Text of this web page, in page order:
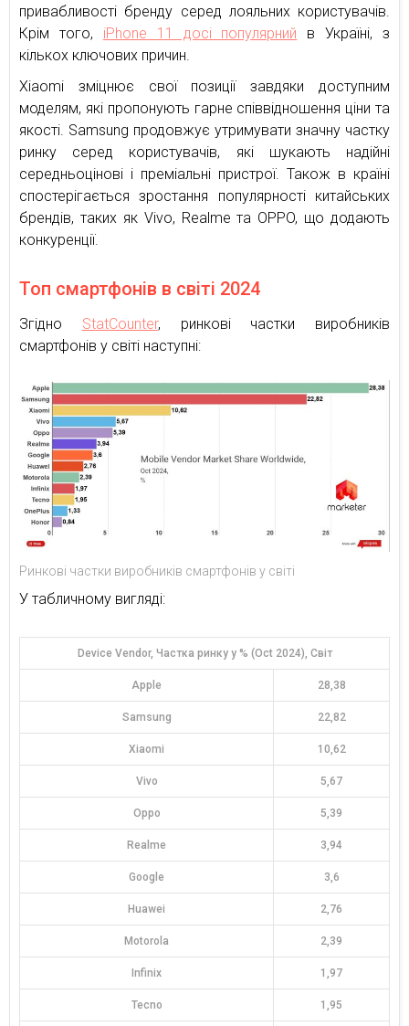
привабливості бренду серед лояльних користувачів.
Крім того, iPhone 11 досі популярний в Україні, з
кількох ключових причин.
Xiaomi зміцнює свої позиції завдяки доступним
моделям, які пропонують гарне співвідношення ціни та
якості. Samsung продовжує утримувати значну частку
ринку серед користувачів, які шукають надійні
середньоцінові і преміальні пристрої. Також в країні
спостерігається зростання популярності китайських
брендів, таких як Vivo, Realme та OPPO, що додають
конкуренції.
Топ смартфонів в світі 2024
Згідно StatCounter, ринкові частки виробників
смартфонів у світі наступні:
Ринкові частки виробників смартфонів у світі
У табличному вигляді:
Device Vendor, Частка ринку у % (Oct 2024), Світ
Apple 28,38
Samsung 22,82
Xiaomi 10,62
Vivo 5,67
Oppo 5,39
Realme 3,94
Google 3,6
Huawei 2,76
Motorola 2,39
Infinix 1,97
Tecno 1,95